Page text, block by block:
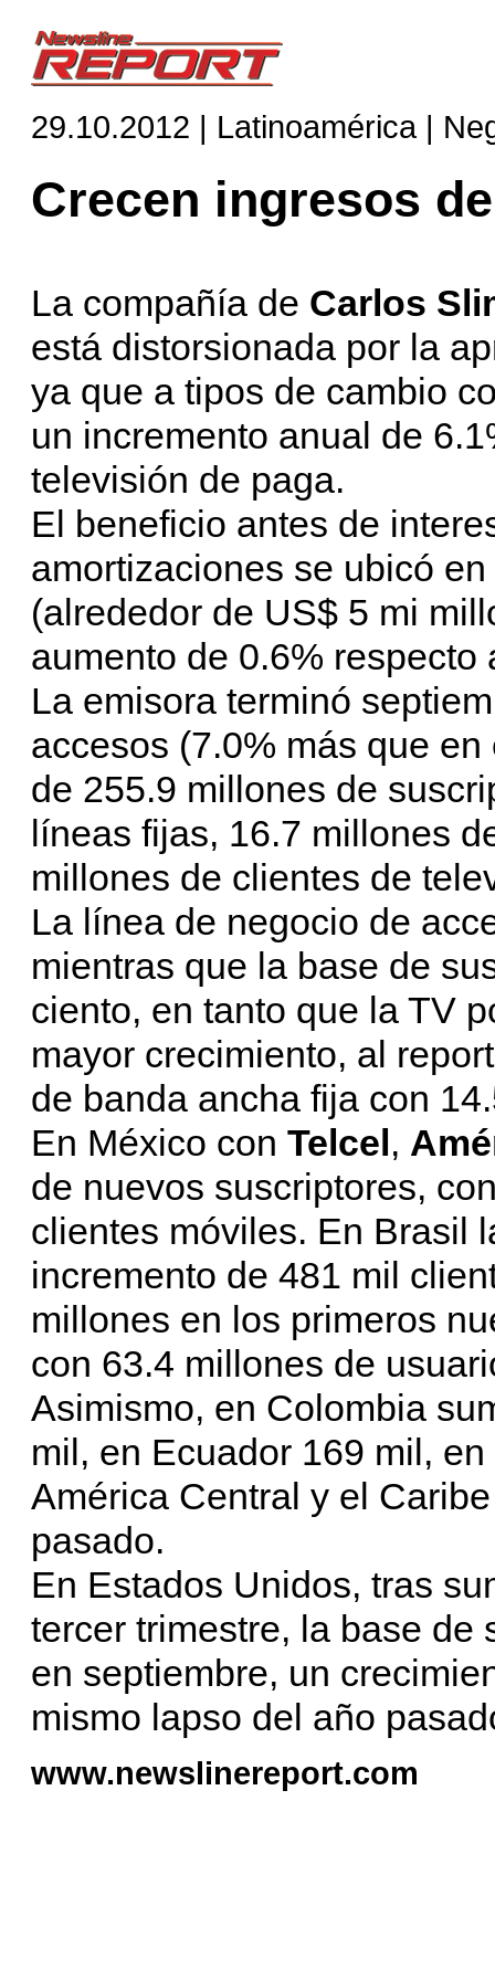
29.10.2012 | Latinoamérica |
Crecen ingresos
La compañía de Carlos
está distorsionada por la
ya que a tipos de cambio
un incremento anual de
televisión de paga.
El beneficio antes de
amortizaciones se ubicó
(alrededor de US$ 5 mi
aumento de 0.6%
La emisora terminó
accesos (7.0% más que
de 255.9 millones de
líneas fijas, 16.7 millones
millones de clientes de
La línea de negocio de
mientras que la base de
ciento, en tanto que la TV
mayor crecimiento, al
de banda ancha fija con
En México con Telcel,
de nuevos suscriptores,
clientes móviles. En Brasil
incremento de 481 mil
millones en los primeros
con 63.4 millones de
Asimismo, en Colombia
mil, en Ecuador 169 mil,
América Central y el
pasado.
En Estados Unidos, tras
tercer trimestre, la base de
en septiembre, un
mismo lapso del año
www.newslinereport.com